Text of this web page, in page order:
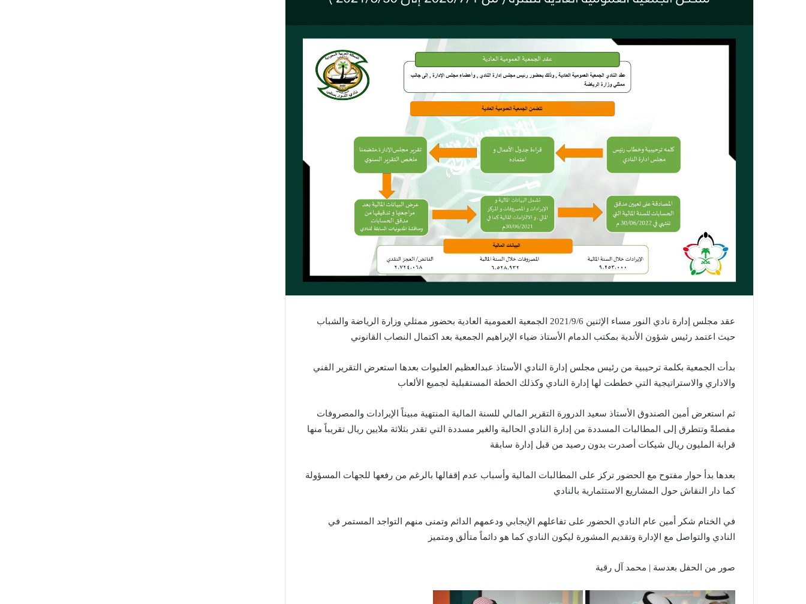
عقد مجلس إدارة نادي النور مساء الإثنين 2021/9/6 الجمعية العمومية العادية بحضور ممثلي وزارة الرياضة والشباب
حيث اعتمد رئيس شؤون الأندية بمكتب الدمام الأستاذ ضياء الإبراهيم الجمعية بعد اكتمال النصاب القانوني
بدأت الجمعية بكلمة ترحيبية من رئيس مجلس إدارة النادي الأستاذ عبدالعظيم العليوات بعدها استعرض التقرير الفني
والاداري والاستراتيجية التي خططت لها إدارة النادي وكذلك الخطة المستقبلية لجميع الألعاب
ثم استعرض أمين الصندوق الأستاذ سعيد الدرورة التقرير المالي للسنة المالية المنتهية مبيناً الإيرادات والمصروفات
مفصلةً وتتطرق إلى المطالبات المسددة من إدارة النادي الحالية والغير مسددة التي تقدر بثلاثة ملايين ريال تقريباً منها
قرابة المليون ريال شيكات أصدرت بدون رصيد من قبل إدارة سابقة
بعدها بدأ حوار مفتوح مع الحضور تركز على المطالبات المالية وأسباب عدم إقفالها بالرغم من رفعها للجهات المسؤولة
كما دار النقاش حول المشاريع الاستثمارية بالنادي
في الختام شكر أمين عام النادي الحضور على تفاعلهم الإيجابي ودعمهم الدائم وتمنى منهم التواجد المستمر في
النادي والتواصل مع الإدارة وتقديم المشورة ليكون النادي كما هو دائماً متألق ومتميز
صور من الحفل بعدسة | محمد آل رقية